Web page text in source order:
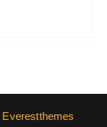
Everestthemes